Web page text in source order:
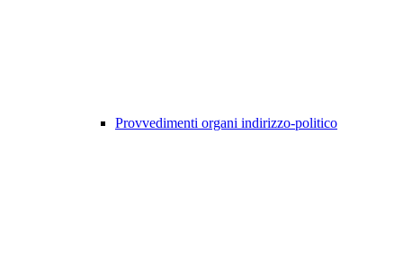
Provvedimenti organi indirizzo-politico